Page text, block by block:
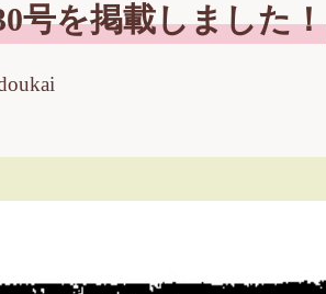
号を掲載しました！